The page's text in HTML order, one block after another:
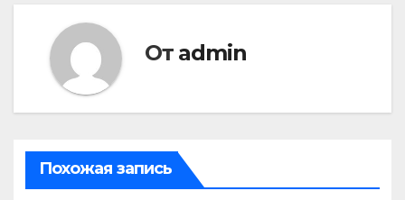
От admin
Похожая запись